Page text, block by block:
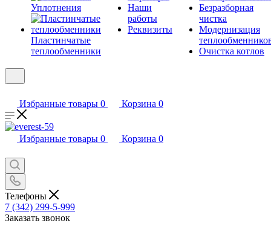
Уплотнения
Пластинчатые
теплообменники
Наши
работы
Реквизиты
Безразборная
чистка
Модернизация
Очистка котлов
Избранные товары 0 Корзина 0
Избранные товары 0 Корзина 0
Телефоны
7 (342) 299-5-999
Заказать звонок